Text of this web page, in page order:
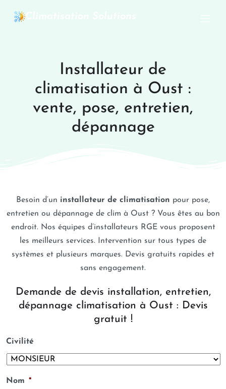
Installateur de
climatisation à Oust :
vente, pose, entretien,
dépannage
Besoin d’un installateur de climatisation pour pose,
entretien ou dépannage de clim à Oust ? Vous êtes au bon
endroit. Nos équipes d’installateurs RGE vous proposent
les meilleurs services. Intervention sur tous types de
systèmes et plusieurs marques. Devis gratuits rapides et
sans engagement.
Demande de devis installation, entretien,
dépannage climatisation à Oust : Devis
gratuit !
Civilité
Nom *